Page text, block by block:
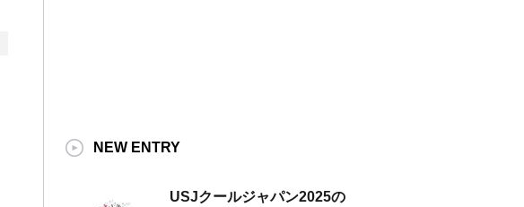
NEW ENTRY
USJクールジャパン2025の